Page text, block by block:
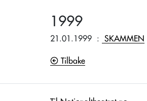
1999
21.01.1999 : SKAMMEN
Tilbake